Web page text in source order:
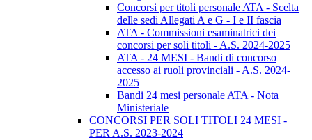
Concorsi per titoli personale ATA - Scelta
delle sedi Allegati A e G - I e II fascia
ATA - Commissioni esaminatrici dei
concorsi per soli titoli - A.S. 2024-2025
ATA - 24 MESI - Bandi di concorso
accesso ai ruoli provinciali - A.S. 2024-
2025
Bandi 24 mesi personale ATA - Nota
Ministeriale
CONCORSI PER SOLI TITOLI 24 MESI -
PER A.S. 2023-2024